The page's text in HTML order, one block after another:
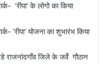
‘रीपा’ के लोगो का किया
‘रीपा’ योजना का शुभारंभ किया
राजनांदगाँव जिले के जर्वे गौठान